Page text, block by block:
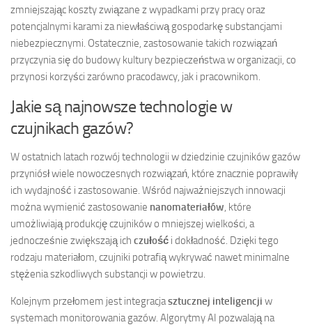
zmniejszając koszty związane z wypadkami przy pracy oraz
potencjalnymi karami za niewłaściwą gospodarkę substancjami
niebezpiecznymi. Ostatecznie, zastosowanie takich rozwiązań
przyczynia się do budowy kultury bezpieczeństwa w organizacji, co
przynosi korzyści zarówno pracodawcy, jak i pracownikom.
Jakie są najnowsze technologie w
czujnikach gazów?
W ostatnich latach rozwój technologii w dziedzinie czujników gazów
przyniósł wiele nowoczesnych rozwiązań, które znacznie poprawiły
ich wydajność i zastosowanie. Wśród najważniejszych innowacji
można wymienić zastosowanie nanomateriałów, które
umożliwiają produkcję czujników o mniejszej wielkości, a
jednocześnie zwiększają ich czułość i dokładność. Dzięki tego
rodzaju materiałom, czujniki potrafią wykrywać nawet minimalne
stężenia szkodliwych substancji w powietrzu.
Kolejnym przełomem jest integracjasztucznej inteligencji w
systemach monitorowania gazów. Algorytmy AI pozwalają na